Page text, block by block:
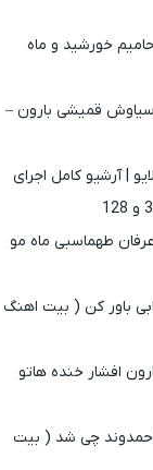
خورشید و ماه
سیاوش قمیشی بارون –
| آرشیو کامل اجرای
طهماسبی ماه مو
باور کن ( بیت اهنگ
افشار خنده هاتو
چی شد ( بیت